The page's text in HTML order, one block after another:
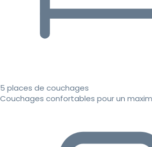
5 places de couchages
Couchages confortables pour un